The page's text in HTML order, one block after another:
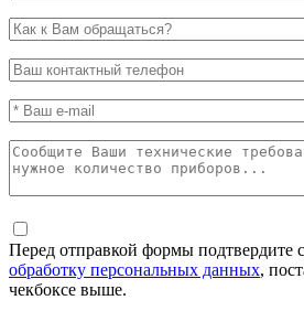
Перед отправкой формы подтвердите
обработку персональных данных,
чекбоксе выше.